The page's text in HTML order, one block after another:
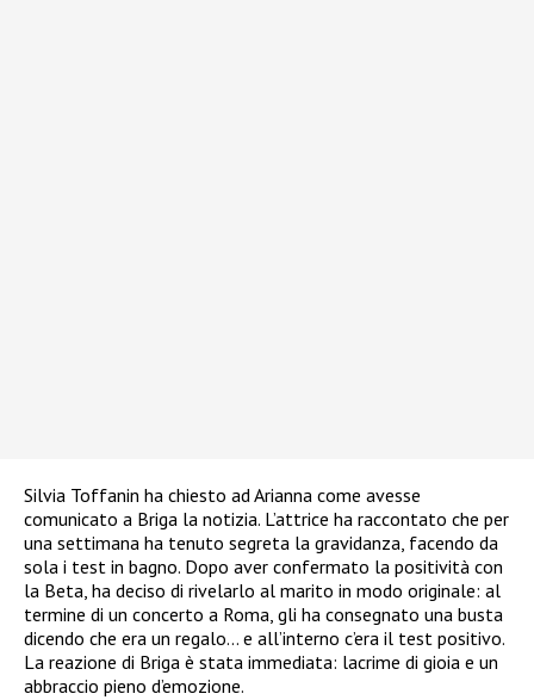
Silvia Toffanin ha chiesto ad Arianna come avesse
comunicato a Briga la notizia. L’attrice ha raccontato che per
una settimana ha tenuto segreta la gravidanza, facendo da
sola i test in bagno. Dopo aver confermato la positività con
la Beta, ha deciso di rivelarlo al marito in modo originale: al
termine di un concerto a Roma, gli ha consegnato una busta
dicendo che era un regalo… e all’interno c’era il test positivo.
La reazione di Briga è stata immediata: lacrime di gioia e un
abbraccio pieno d’emozione.